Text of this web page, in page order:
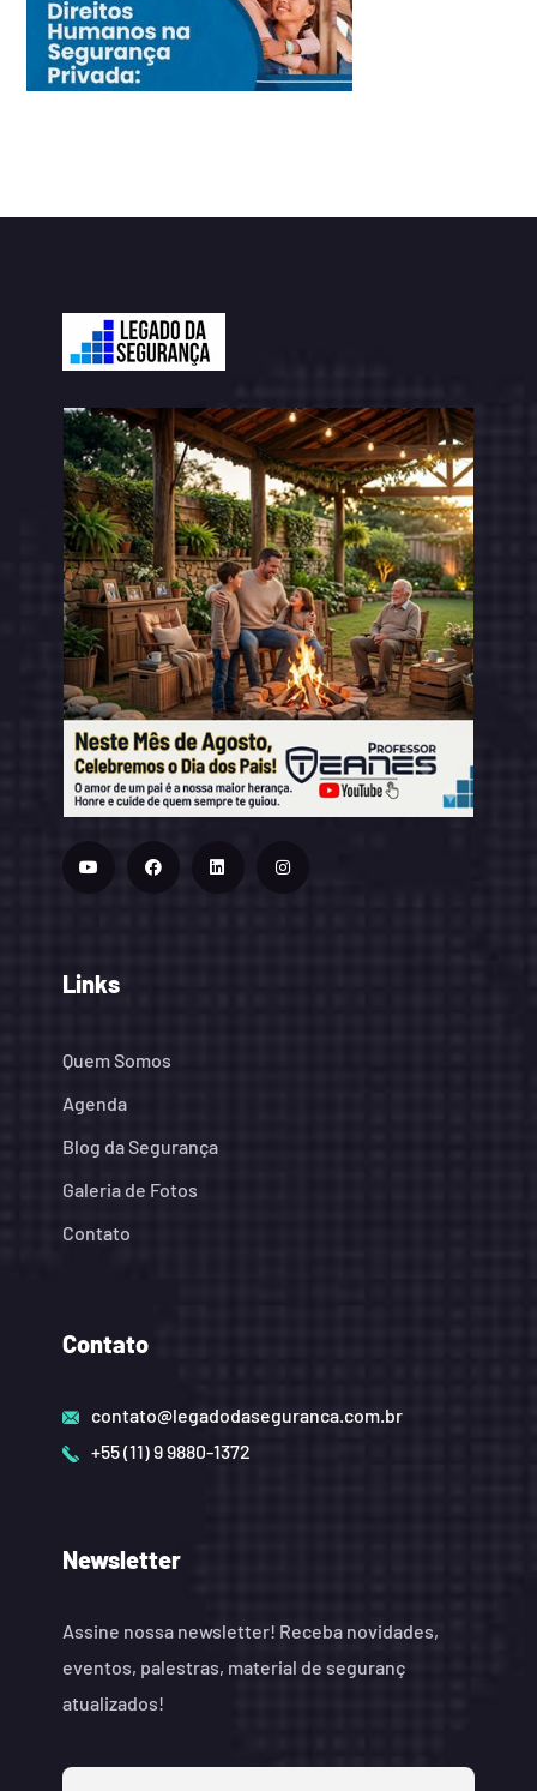
Links
Quem Somos
Agenda
Blog da Segurança
Galeria de Fotos
Contato
Contato
contato@legadodaseguranca.com.br
+55 (11) 9 9880-1372
Newsletter
Assine nossa newsletter! Receba novidades,
eventos, palestras, material de seguranç
atualizados!